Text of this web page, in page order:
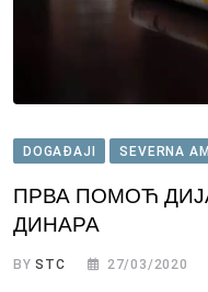
DOGAĐAJI SEVERNA
ПРВА ПОМОЋ
ДИНАРА
BYSTC 27/03/2020